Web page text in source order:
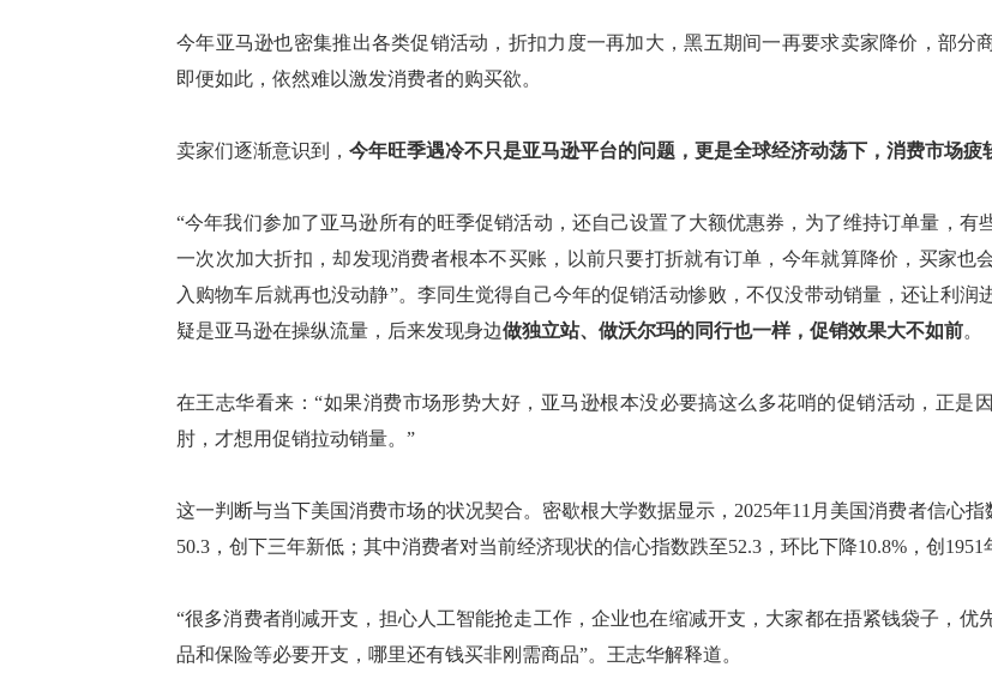
今年亚马逊也密集推出各类促销活动，折扣力度一再加大，黑五期间一再要求卖家降价， 部分
即便如此，依然难以激发消费者的购买欲。
卖家们逐渐意识到， 今年旺季遇冷不只是亚马逊平台的问题，更是全球经济动荡下，消费市场疲
“今年我们参加了亚马逊所有的旺季促销活动，还自己设置了大额优惠券，为了维持订单量， 有
一次次加大折扣，却发现消费者根本不买账，以前只要打折就有订单，今年就算降价，买家也
入购物车后就再也没动静”。 李同生觉得自己今年的促销活动惨败，不仅没带动销量，还让利润
疑是亚马逊在操纵流量，后来发现身边做独立站、做沃尔玛的同行也一样，促销效果大不如前。
在王志华看来 ：“如果消费市场形势大好，亚马逊根本没必要搞这么多花哨的促销活动，正是
肘，才想用促销拉动销量。 ”
这一判断与当下美国消费市场的状况契合。密歇根大学数据显示， 2025年11月美国消费者信心指
50.3，创下三年新低 ； 其中消费者对当前经济现状的信心指数跌至52.3，环比下降10.8%，创
“很多消费者削减开支，担心人工智能抢走工作，企业也在缩减开支，大家都在捂紧钱袋子，优
品和保险等必要开支，哪里还有钱买非刚需商品”。王志华解释道。